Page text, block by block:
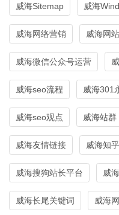
威海Sitemap 威海
威海网络营销 威海网
威海微信公众号运营
威海seo流程 威海301
威海seo观点 威海站群
威海友情链接 威海知
威海搜狗站长平台 威
威海长尾关键词 威海